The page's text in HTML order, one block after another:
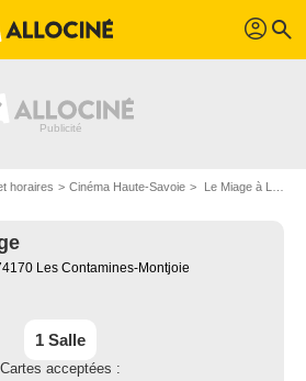
profil search
horaires Cinéma Haute-Savoie Le Miage à Les Contamines-Montjoie
Les Contamines-Montjoie
1 Salle
Cartes acceptées :